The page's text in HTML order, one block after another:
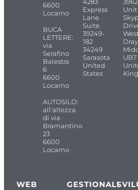
6600
Locarno
BUCA
LETTERE:
via
Serafino
Balestra
6
6600
Locarno
AUTOSILO:
all'altezza
di via
Bramantino
23
6600
Locarno
4283
Express
Lane
Suite
39249-
182
34249
Sarasota
United
States
Unit
WEB GESTIONALI